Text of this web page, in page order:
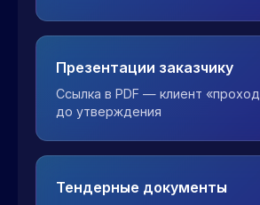
Презентации заказчику
Ссылка в PDF — клиент
до утверждения
Тендерные документы